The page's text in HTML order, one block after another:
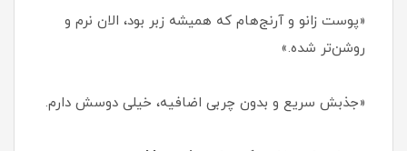
«پوست زانو و آرنج‌هام که همیشه زبر بود، الان نرم و
روشن‌تر شده.»
«جذبش سریع و بدون چربی اضافیه، خیلی دوسش دارم.